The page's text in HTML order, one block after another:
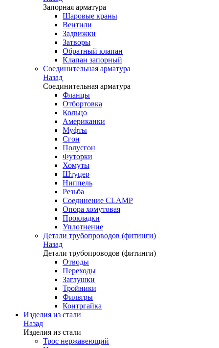
Запорная арматура
Шаровые краны
Вентили
Задвижки
Затворы
Обратный клапан
Клапан запорный
Соединительная арматура
Назад
Соединительная арматура
Фланцы
Отбортовка
Кольцо
Американки
Муфты
Сгон
Полусгон
Футорки
Хомуты
Штуцер
Ниппель
Резьба
Соединение CLAMP
Опора хомутовая
Прокладки
Уплотнение
Детали трубопроводов (фитинги)
Назад
Детали трубопроводов (фитинги)
Отводы
Переходы
Заглушки
Тройники
Фильтры
Контргайка
Изделия из стали
Назад
Изделия из стали
Трос нержавеющий